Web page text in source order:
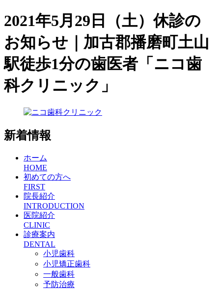
2021年5月29日（土）休診の
お知らせ｜加古郡播磨町土山
駅徒歩1分の歯医者「ニコ歯
科クリニック」
新着情報
ホーム
HOME
初めての方へ
FIRST
院長紹介
INTRODUCTION
医院紹介
CLINIC
診療案内
DENTAL
小児歯科
小児矯正歯科
一般歯科
予防治療